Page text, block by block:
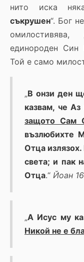
нито иска
съкрушен“. Бог
единороден Син
Той е само
„В онзи ден
казвам, че
защото Сам
възлюбихте
Отца
света; и пак
Отца.“ Йоан
„А Исус му
Никой не е